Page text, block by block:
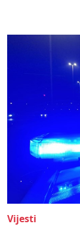
Vijesti